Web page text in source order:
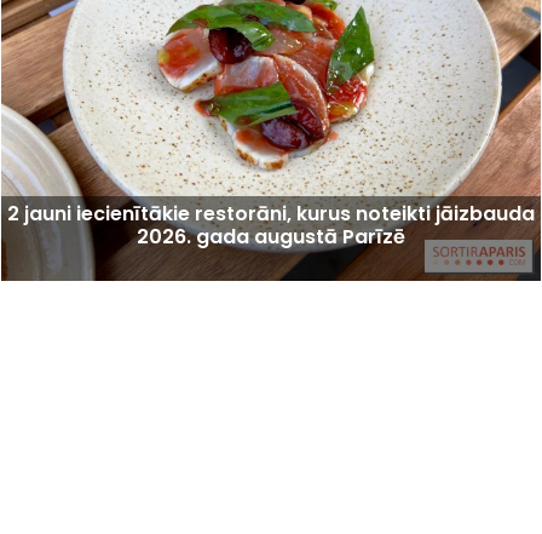
2 jauni iecienītākie restorāni, kurus noteikti jāizbauda
2026. gada augustā Parīzē